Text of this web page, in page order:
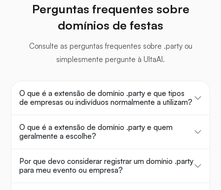
Perguntas frequentes sobre
domínios de festas
Consulte as perguntas frequentes sobre .party ou
simplesmente pergunte à UltaAI.
O que é a extensão de domínio .party e que tipos
de empresas ou indivíduos normalmente a utilizam?
O que é a extensão de domínio .party e quem
geralmente a escolhe?
Por que devo considerar registrar um domínio .party
para meu evento ou empresa?